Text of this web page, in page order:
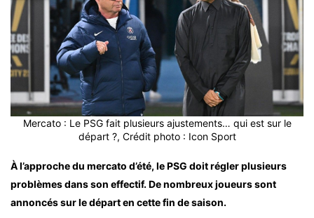
Mercato : Le PSG fait plusieurs ajustements… qui est sur le
départ ?, Crédit photo : Icon Sport
À l’approche du mercato d’été, le PSG doit régler plusieurs
problèmes dans son effectif. De nombreux joueurs sont
annoncés sur le départ en cette fin de saison.